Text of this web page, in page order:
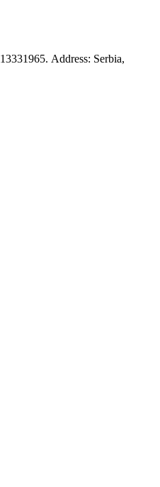
Address: Serbia,